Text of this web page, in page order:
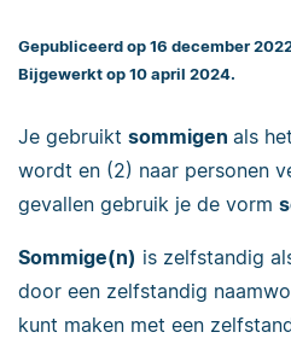
Gepubliceerd op 16 december
Bijgewerkt op 10 april 2024.
Je gebruikt sommigen als
wordt en (2) naar personen
gevallen gebruik je de vorm
Sommige(n) is zelfstandig
door een zelfstandig
kunt maken met een